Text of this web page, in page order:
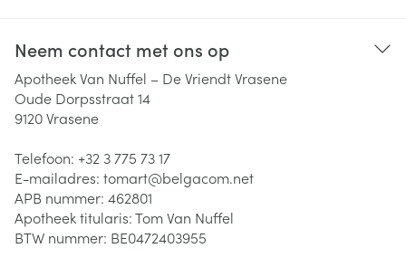
Neem contact met ons op
Apotheek Van Nuffel – De Vriendt Vrasene
Oude Dorpsstraat 14
9120Vrasene
Telefoon: +32 3 775 73 17
E-mailadres: tomart@belgacom.net
APB nummer: 462801
Apotheek titularis:Tom Van Nuffel
BTW nummer: BE0472403955